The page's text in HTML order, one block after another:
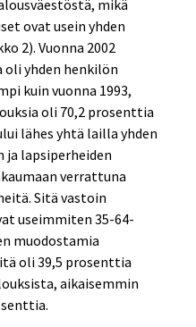
mikä
ovat usein yhden
2). Vuonna 2002
yhden henkilön
kuin vuonna 1993,
oli 70,2 prosenttia
lähes yhtä lailla yhden
lapsiperheiden
verrattuna
Sitä vastoin
useimmiten 35-64-
muodostamia
oli 39,5 prosenttia
aikaisemmin